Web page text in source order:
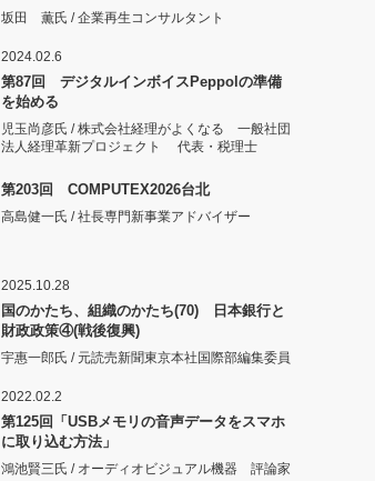
坂田 薫氏 / 企業再生コンサルタント
2024.02.6
第87回 デジタルインボイスPeppolの準備
を始める
児玉尚彦氏 / 株式会社経理がよくなる 一般社団
法人経理革新プロジェクト 代表・税理士
第203回 COMPUTEX2026台北
高島健一氏 / 社長専門新事業アドバイザー
2025.10.28
国のかたち、組織のかたち(70) 日本銀行と
財政政策④(戦後復興)
宇惠一郎氏 / 元読売新聞東京本社国際部編集委員
2022.02.2
第125回「USBメモリの音声データをスマホ
に取り込む方法」
鴻池賢三氏 / オーディオビジュアル機器 評論家